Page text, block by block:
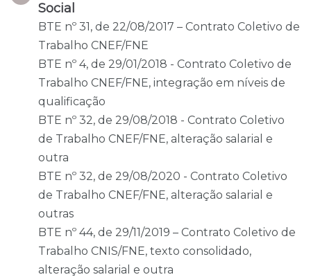
Social
BTE nº 31, de 22/08/2017 – Contrato Coletivo de
Trabalho CNEF/FNE
BTE nº 4, de 29/01/2018 - Contrato Coletivo de
Trabalho CNEF/FNE, integração em níveis de
qualificação
BTE nº 32, de 29/08/2018 - Contrato Coletivo
de Trabalho CNEF/FNE, alteração salarial e
outra
BTE nº 32, de 29/08/2020 - Contrato Coletivo
de Trabalho CNEF/FNE, alteração salarial e
outras
BTE nº 44, de 29/11/2019 – Contrato Coletivo de
Trabalho CNIS/FNE, texto consolidado,
alteração salarial e outra